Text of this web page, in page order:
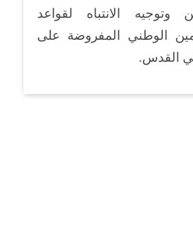
وتوجيه الانتباه لقواعد
الوطني المفروضة على
القدس.